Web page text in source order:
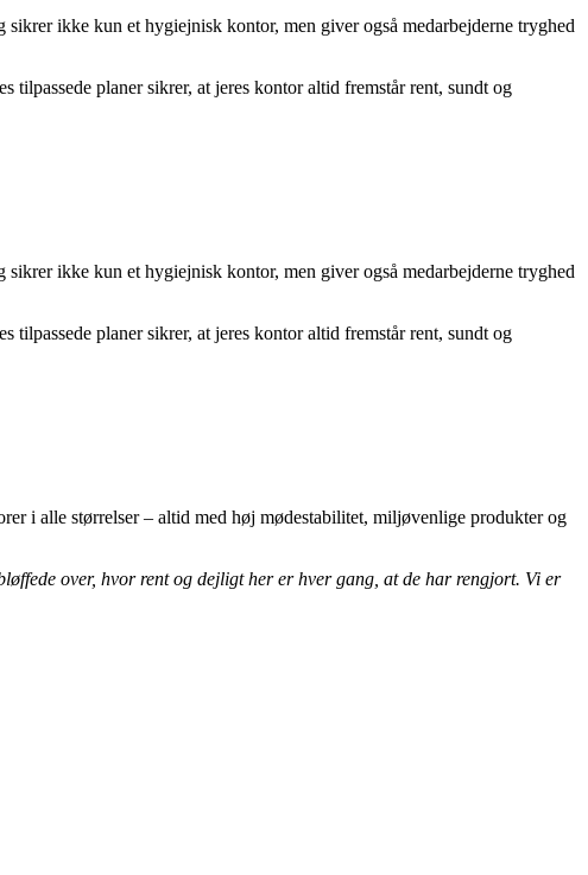
ikke kun et hygiejnisk kontor, men giver også medarbejderne tryghed
planer sikrer, at jeres kontor altid fremstår rent, sundt og
ikke kun et hygiejnisk kontor, men giver også medarbejderne tryghed
planer sikrer, at jeres kontor altid fremstår rent, sundt og
i alle størrelser – altid med høj mødestabilitet, miljøvenlige produkter og
over, hvor rent og dejligt her er hver gang, at de har rengjort. Vi er